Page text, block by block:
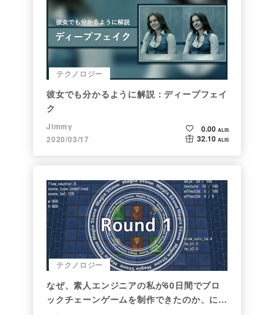
テクノロジー
彼女でも分かるように解説：ディープフェイ
ク
Jimmy
2020/03/17
0.00 ALIS
32.10 ALIS
テクノロジー
なぜ、素人エンジニアの私が60日間でブロ
ックチェーンゲームを制作できたのか、につ